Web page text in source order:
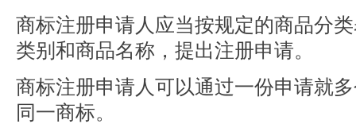
商标注册申请人应当按规定的商品分
类别和商品名称，提出注册申请。
商标注册申请人可以通过一份申请就
同一商标。